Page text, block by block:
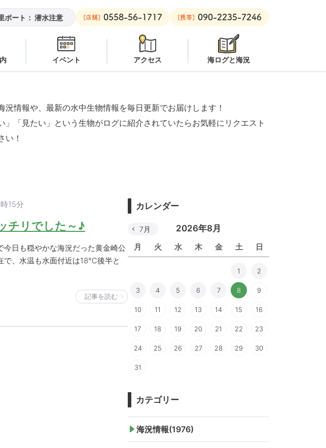
ト：潜水注意 黄金崎ビーチ：オープン 安良里ボート：潜水注意
[店舗] 0558-56-1717 [携帯] 090-2235-7246
イベント アクセス 海ログと海況
況情報や、最新の水中生物情報を毎日更新でお届けします！
」「見たい」という生物がログに紹介されていたらお気軽にリクエスト
い！
15分
チリでした～♪
日も穏やかな海況だった黄金崎公
で、水温も水面付近は18℃後半と
記事を読む
カレンダー
2026年8月
月 火 水 木 金 土 日
7月
1 2
3 4 5 6 7 8 9
10 11 12 13 14 15 16
17 18 19 20 21 22 23
24 25 26 27 28 29 30
31
カテゴリー
海況情報(1976)